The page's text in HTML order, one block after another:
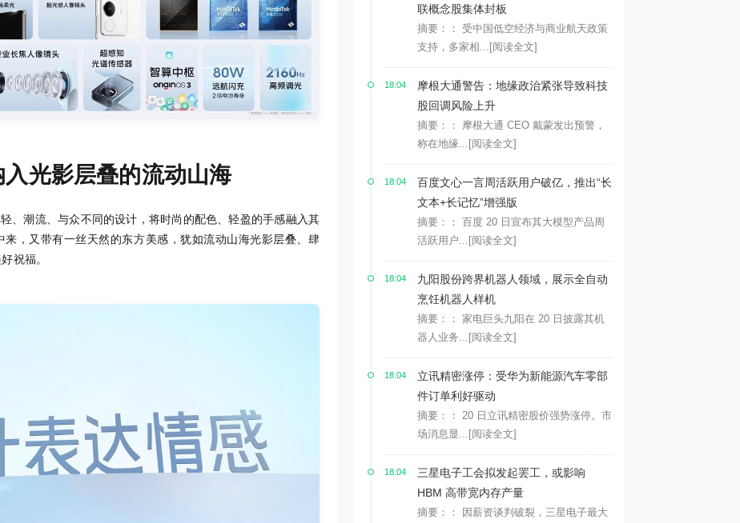
光影层叠的流动山海
、潮流、与众不同的设计，将时尚的配色、轻盈的手感融入其
，又带有一丝天然的东方美感，犹如流动山海光影层叠、肆
祝福。
联概念股集体封板
摘要：： 受中国低空经济与商业航天政策
支持，多家相... [阅读全文]
18:04
摩根大通警告：地缘政治紧张导致科技
股回调风险上升
摘要：： 摩根大通 CEO 戴蒙发出预警，
称在地缘... [阅读全文]
18:04
百度文心一言周活跃用户破亿，推出“长
文本+长记忆”增强版
摘要：： 百度 20 日宣布其大模型产品周
活跃用户... [阅读全文]
18:04
九阳股份跨界机器人领域，展示全自动
烹饪机器人样机
摘要：： 家电巨头九阳在 20 日披露其机
器人业务... [阅读全文]
18:04
立讯精密涨停：受华为新能源汽车零部
件订单利好驱动
摘要：： 20 日立讯精密股价强势涨停。市
场消息显... [阅读全文]
18:04
三星电子工会拟发起罢工，或影响
HBM 高带宽内存产量
摘要：： 因薪资谈判破裂，三星电子最大